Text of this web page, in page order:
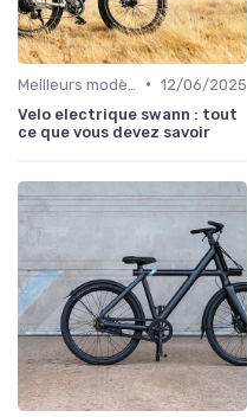
• 12/06/2025
Velo electrique swann : tout
ce que vous devez savoir